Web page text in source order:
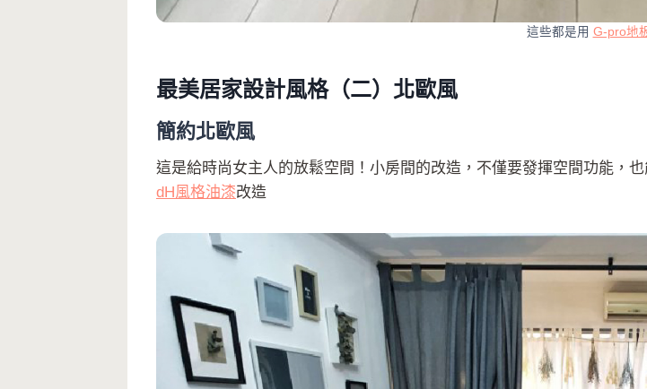
這些都是用 G-pro地
最美居家設計風格（二）北歐風
簡約北歐風
這是給時尚女主人的放鬆空間！小房間的改造，不僅要發揮空間功能，
dH風格油漆改造